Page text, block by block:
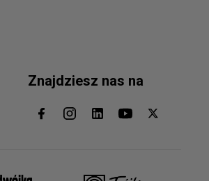
Znajdziesz nas na